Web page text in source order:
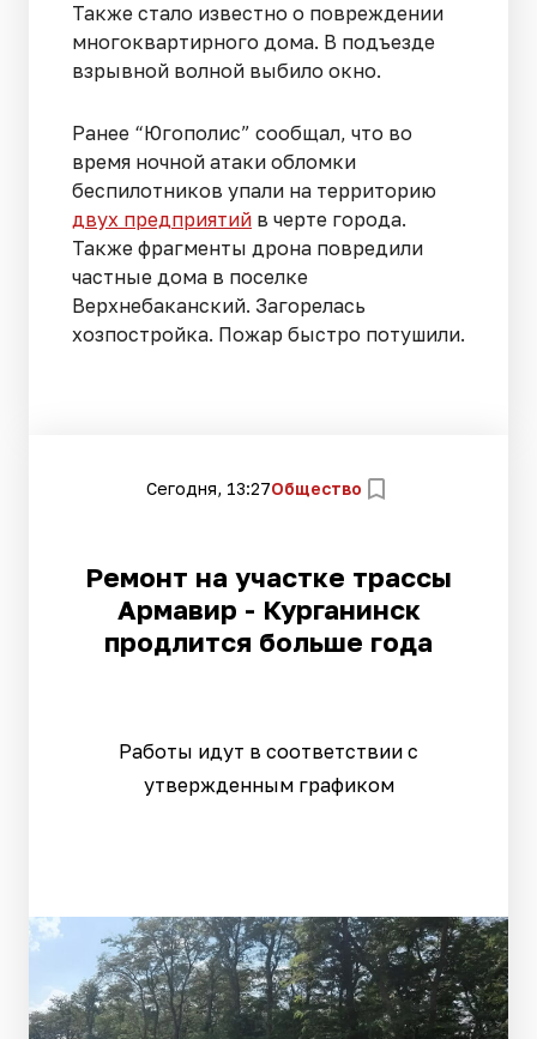
Также стало известно о повреждении
многоквартирного дома. В подъезде
взрывной волной выбило окно.
Ранее “Югополис” сообщал, что во
время ночной атаки обломки
беспилотников упали на территорию
двух предприятий в черте города.
Также фрагменты дрона повредили
частные дома в поселке
Верхнебаканский. Загорелась
хозпостройка. Пожар быстро потушили.
Сегодня, 13:27Общество
Ремонт на участке трассы
Армавир - Курганинск
продлится больше года
Работы идут в соответствии с
утвержденным графиком